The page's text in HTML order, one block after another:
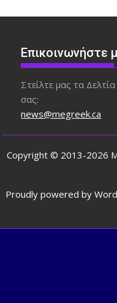
Επικοινωνήστε
Στείλτε μας τα
σας:
news@megreek.ca
Copyright © 2013-2026
Proudly powered by